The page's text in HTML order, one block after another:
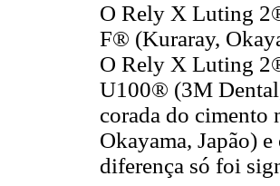
O Rely X Luting
F® (Kuraray,
O Rely X Luting
U100® (3M
corada do cimento
Okayama, Japão)
diferença só foi